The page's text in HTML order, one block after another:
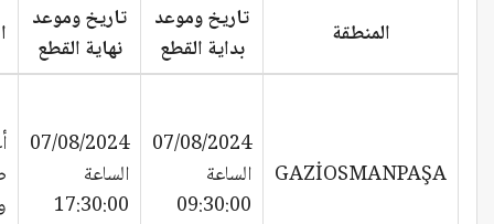
المنطقة
تاريخ وموعد
بداية القطع
تاريخ وموعد
نهاية القطع
GAZİOSMANPAŞA
07/08/2024
الساعة
09:30:00
07/08/2024
الساعة
17:30:00